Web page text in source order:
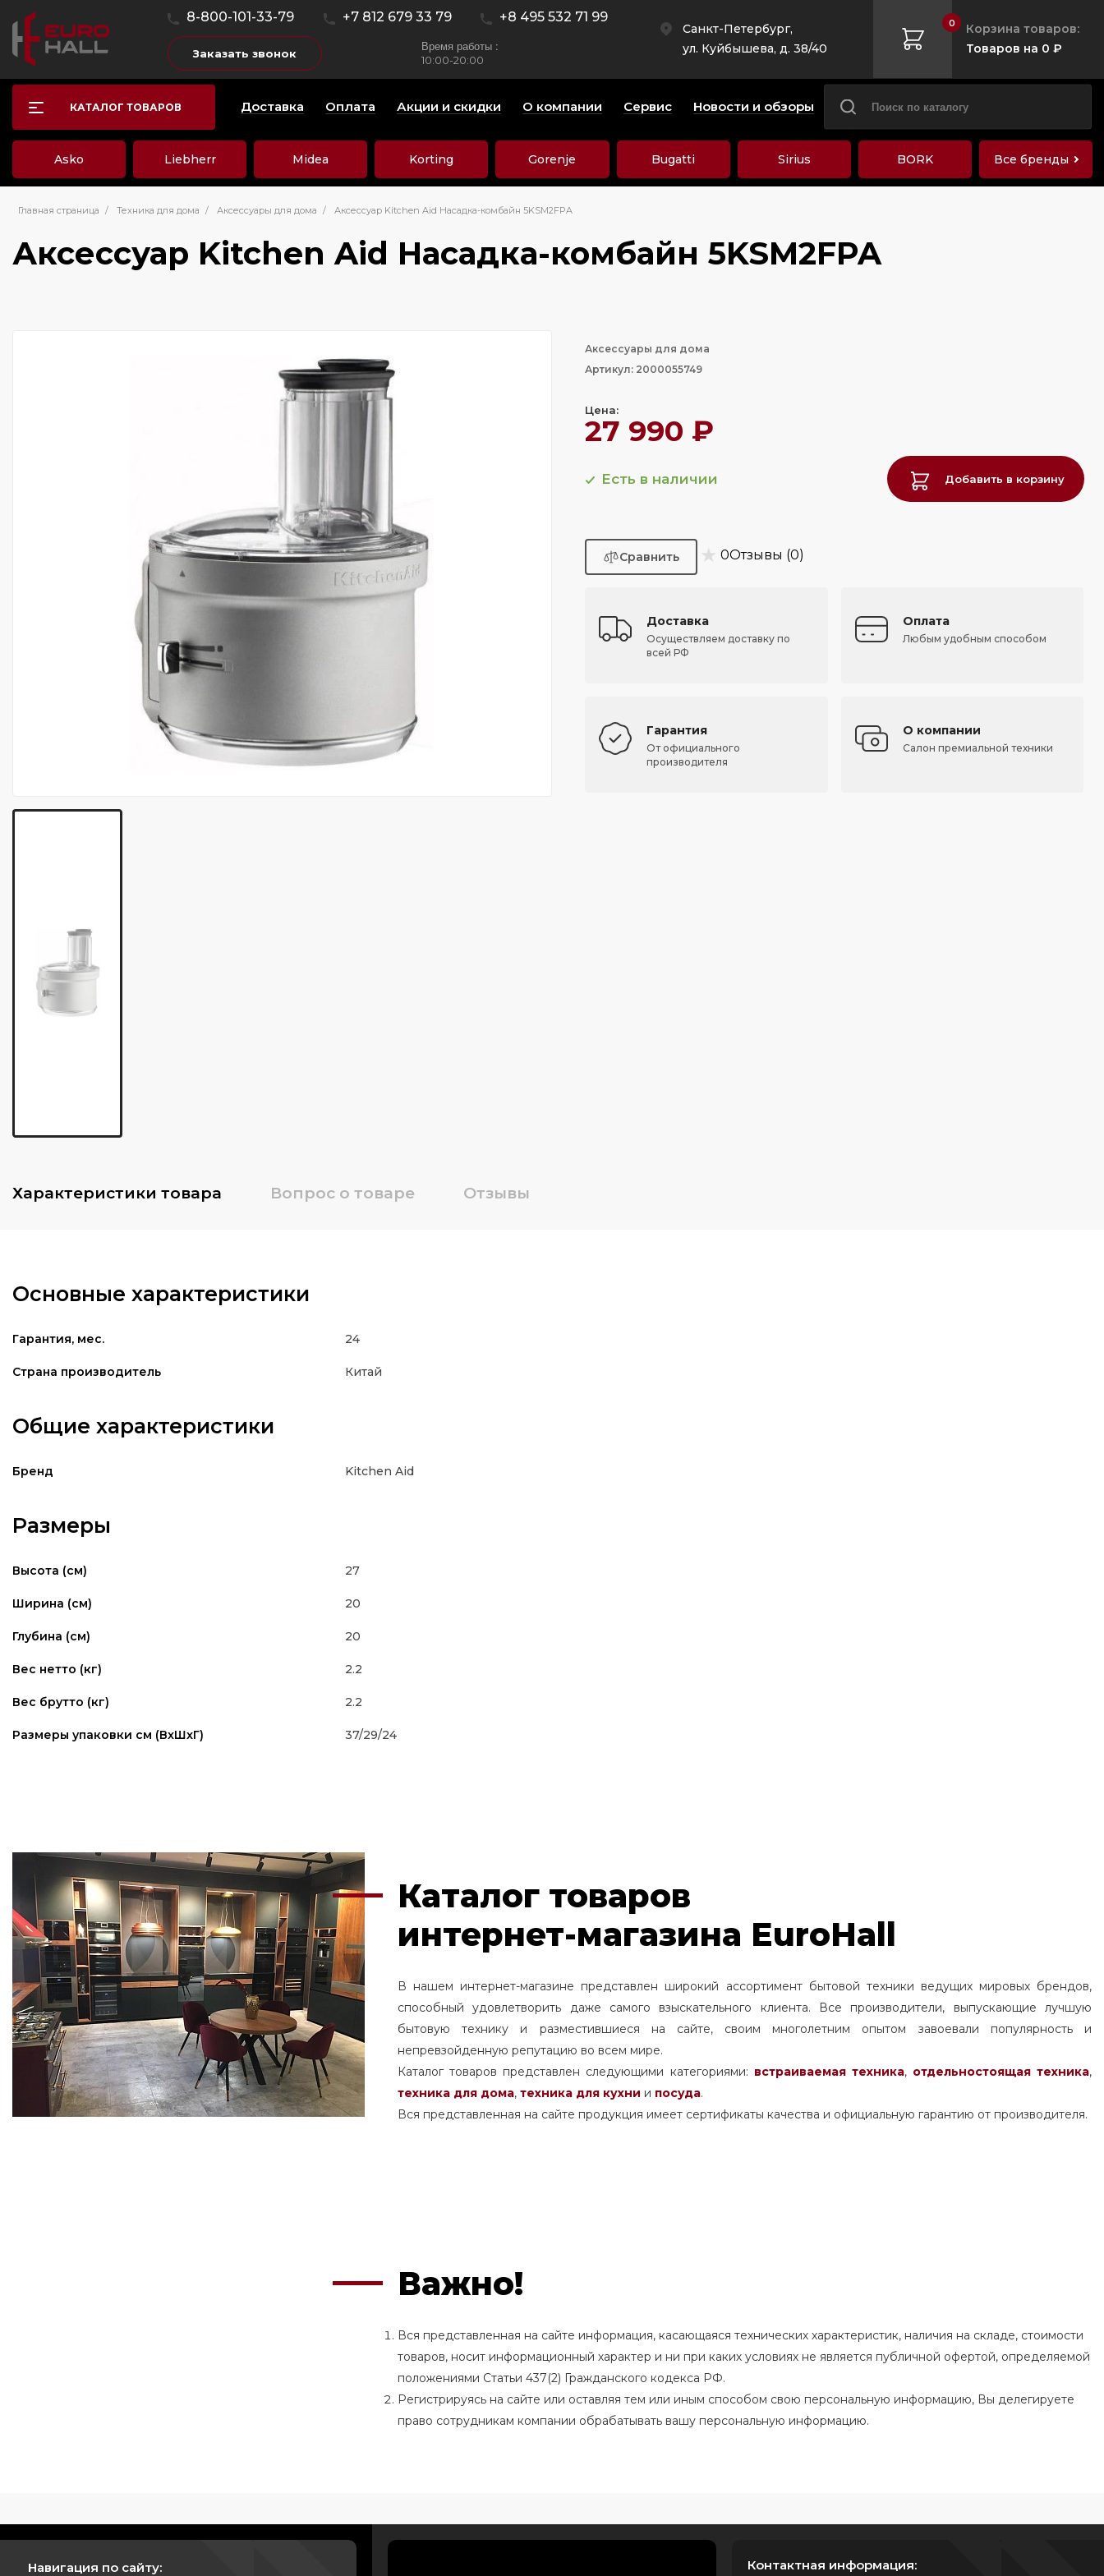
8-800-101-33-79 +7 812 679 33 79 +8 495 532 71 99
Заказать звонок Время работы :
10:00-20:00
Санкт-Петербург,
ул. Куйбышева, д. 38/40
0
Корзина товаров:
Товаров на 0 ₽
КАТАЛОГ ТОВАРОВ Доставка Оплата Акции и скидки О компании Сервис Новости и обзоры
Asko Liebherr Midea Korting Gorenje Bugatti Sirius BORK Все бренды
Главная страница / Техника для дома / Аксессуары для дома / Аксессуар Kitchen Aid Насадка-комбайн 5KSM2FPA
Аксессуар Kitchen Aid Насадка-комбайн 5KSM2FPA
Аксессуары для дома
Артикул: 2000055749
Цена:
27 990 ₽
Есть в наличии Добавить в корзину
★ 0Отзывы (0)
Доставка
Осуществляем доставку по
всей РФ
Оплата
Любым удобным способом
Гарантия
От официального
производителя
О компании
Салон премиальной техники
Характеристики товара Вопрос о товаре Отзывы
Основные характеристики
Гарантия, мес. 24
Страна производитель Китай
Общие характеристики
Бренд Kitchen Aid
Размеры
Высота (см) 27
Ширина (см) 20
Глубина (см) 20
Вес нетто (кг) 2.2
Вес брутто (кг) 2.2
Размеры упаковки см (ВxШxГ) 37/29/24
Каталог товаров
интернет-магазина EuroHall
В нашем интернет-магазине представлен широкий ассортимент бытовой техники ведущих мировых брендов,
способный удовлетворить даже самого взыскательного клиента. Все производители, выпускающие лучшую
бытовую технику и разместившиеся на сайте, своим многолетним опытом завоевали популярность и
непревзойденную репутацию во всем мире.
Каталог товаров представлен следующими категориями: встраиваемая техника, отдельностоящаятехника,
техника для дома, техника для кухни и посуда.
Вся представленная на сайте продукция имеет сертификаты качества и официальную гарантию от производителя.
Важно!
Вся представленная на сайте информация, касающаяся технических характеристик, наличия на складе, стоимости
товаров, носит информационный характер и ни при каких условиях не является публичной офертой, определяемой
положениями Статьи 437(2) Гражданского кодекса РФ.
Регистрируясь на сайте или оставляя тем или иным способом свою персональную информацию, Вы делегируете
право сотрудникам компании обрабатывать вашу персональную информацию.
Навигация по сайту: Контактная информация: